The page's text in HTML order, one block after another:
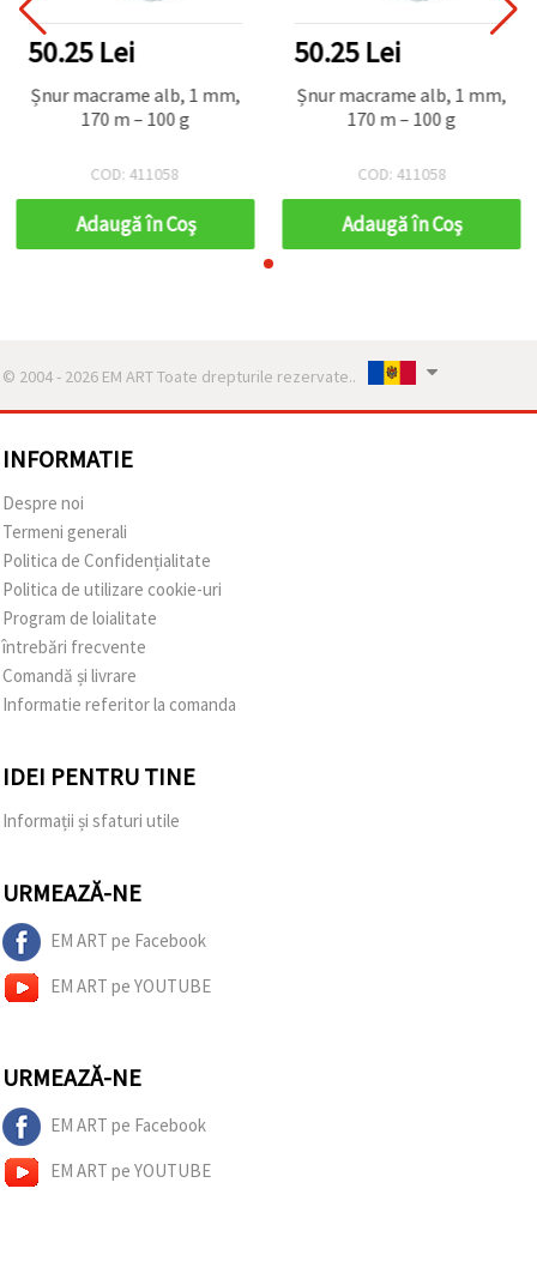
50.25 Lei
Șnur macrame alb, 1 mm,
170 m – 100 g
COD: 411058
Adaugă în Coş
50.25 Lei
Șnur macrame alb, 1 mm,
170 m – 100 g
COD: 411058
Adaugă în Coş
© 2004 - 2026 EM ART Toate drepturile rezervate..
INFORMATIE
Despre noi
Termeni generali
Politica de Confidențialitate
Politica de utilizare cookie-uri
Program de loialitate
întrebări frecvente
Comandă și livrare
Informatie referitor la comanda
IDEI PENTRU TINE
Informații și sfaturi utile
URMEAZĂ-NE
EM ART pe Facebook
EM ART pe YOUTUBE
URMEAZĂ-NE
EM ART pe Facebook
EM ART pe YOUTUBE